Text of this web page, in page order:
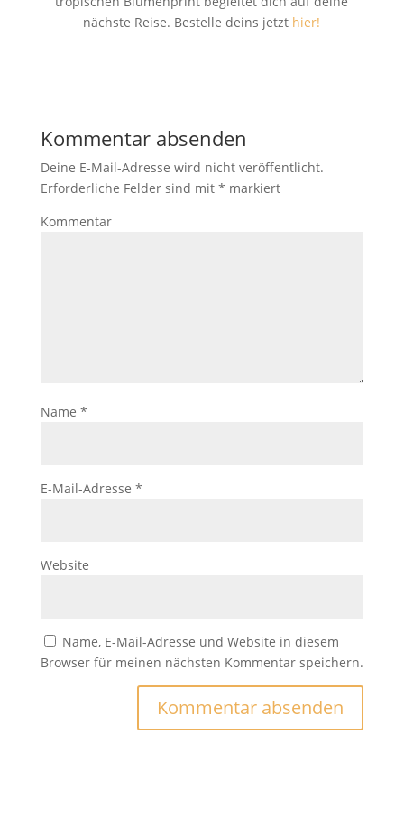
nächste Reise. Bestelle deins jetzt hier!
Kommentar absenden
Deine E-Mail-Adresse wird nicht veröffentlicht.
Erforderliche Felder sind mit * markiert
Kommentar
Name *
E-Mail-Adresse *
Website
Name, E-Mail-Adresse und Website in diesem
Browser für meinen nächsten Kommentar speichern.